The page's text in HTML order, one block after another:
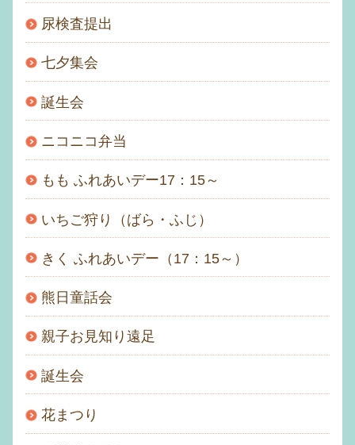
尿検査提出
七夕集会
誕生会
ニコニコ弁当
もも ふれあいデー17：15～
いちご狩り（ばら・ふじ）
きく ふれあいデー（17：15～）
熊日童話会
親子お見知り遠足
誕生会
花まつり